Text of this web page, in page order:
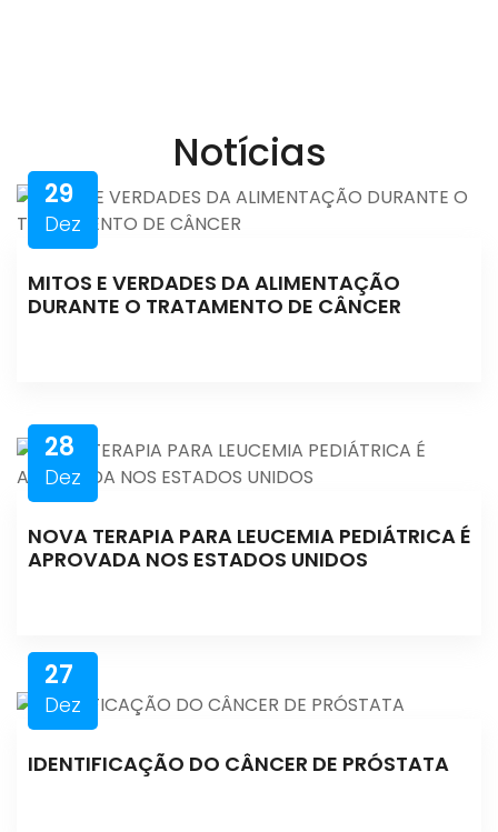
Notícias
29
Dez
MITOS E VERDADES DA ALIMENTAÇÃO
DURANTE O TRATAMENTO DE CÂNCER
28
Dez
NOVA TERAPIA PARA LEUCEMIA PEDIÁTRICA É
APROVADA NOS ESTADOS UNIDOS
27
Dez
IDENTIFICAÇÃO DO CÂNCER DE PRÓSTATA